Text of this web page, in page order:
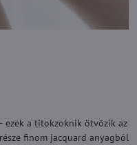
ezek a titokzoknik ötvözik az
finom jacquard anyagból